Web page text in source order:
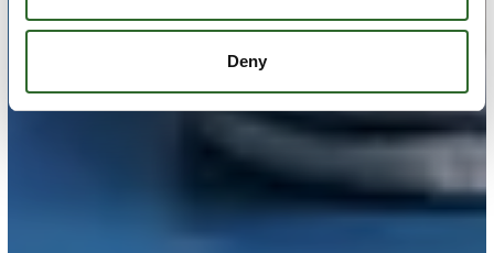
Deny